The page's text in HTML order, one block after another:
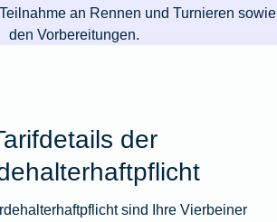
an Rennen und Turnieren sowie
den Vorbereitungen.
der
sind Ihre Vierbeiner